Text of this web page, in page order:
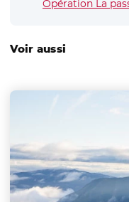
Opération La
Voir aussi